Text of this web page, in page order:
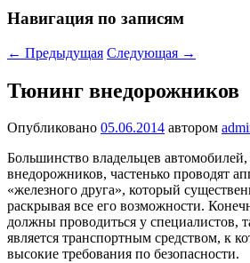
Навигация по записям
← Предыдущая Следующая →
Тюнинг внедорожников
Опубликовано 05.06.2014 автором
Большинство владельцев
внедорожников, частенько проводят
«железного друга», который
раскрывая все его возможности.
должны проводиться у специалистов,
является транспортным средством, к
высокие требования по безопасности.